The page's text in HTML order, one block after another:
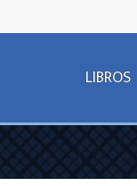
LIBROS